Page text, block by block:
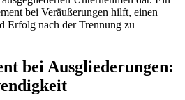
bei Veräußerungen hilft, einen
Erfolg nach der Trennung zu
bei Ausgliederungen: